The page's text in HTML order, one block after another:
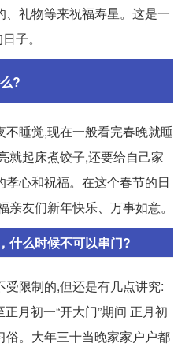
礼物等来祝福寿星。这是一
子。
?
睡觉,现在一般看完春晚就睡
就起床煮饺子,还要给自己家
心和祝福。在这个春节的日
友们新年快乐、万事如意。
什么时候不可以串门?
限制的,但还是有几点讲究:
月初一“开大门”期间 正月初
。大年三十当晚家家户户都